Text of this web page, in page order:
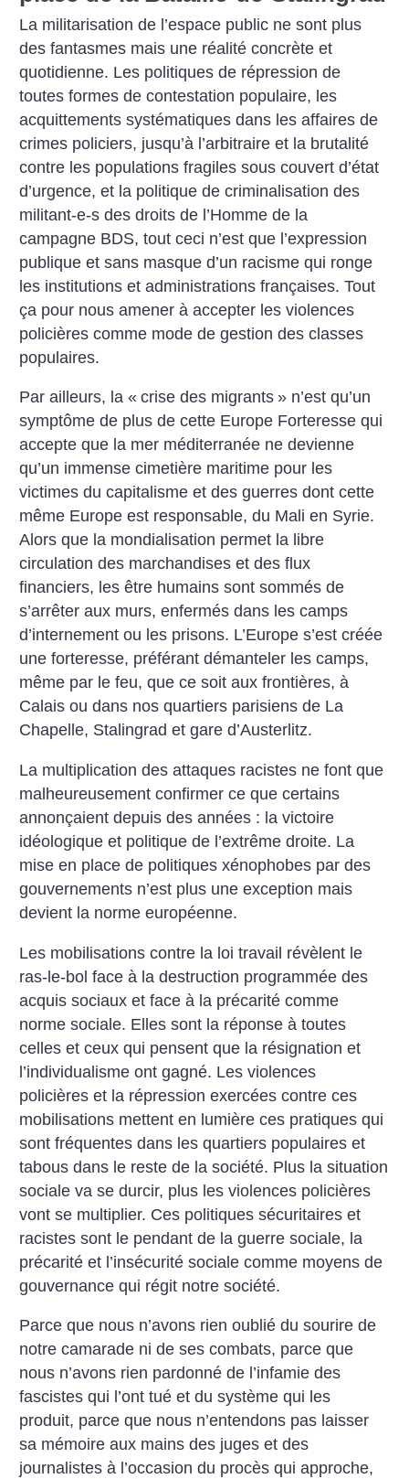
La militarisation de l’espace public ne sont plus
des fantasmes mais une réalité concrète et
quotidienne. Les politiques de répression de
toutes formes de contestation populaire, les
acquittements systématiques dans les affaires de
crimes policiers, jusqu’à l’arbitraire et la brutalité
contre les populations fragiles sous couvert d’état
d’urgence, et la politique de criminalisation des
militant-e-s des droits de l’Homme de la
campagne BDS, tout ceci n’est que l’expression
publique et sans masque d’un racisme qui ronge
les institutions et administrations françaises. Tout
ça pour nous amener à accepter les violences
policières comme mode de gestion des classes
populaires.
Par ailleurs, la « crise des migrants » n’est qu’un
symptôme de plus de cette Europe Forteresse qui
accepte que la mer méditerranée ne devienne
qu’un immense cimetière maritime pour les
victimes du capitalisme et des guerres dont cette
même Europe est responsable, du Mali en Syrie.
Alors que la mondialisation permet la libre
circulation des marchandises et des flux
financiers, les être humains sont sommés de
s’arrêter aux murs, enfermés dans les camps
d’internement ou les prisons. L’Europe s’est créée
une forteresse, préférant démanteler les camps,
même par le feu, que ce soit aux frontières, à
Calais ou dans nos quartiers parisiens de La
Chapelle, Stalingrad et gare d’Austerlitz.
La multiplication des attaques racistes ne font que
malheureusement confirmer ce que certains
annonçaient depuis des années : la victoire
idéologique et politique de l’extrême droite. La
mise en place de politiques xénophobes par des
gouvernements n’est plus une exception mais
devient la norme européenne.
Les mobilisations contre la loi travail révèlent le
ras-le-bol face à la destruction programmée des
acquis sociaux et face à la précarité comme
norme sociale. Elles sont la réponse à toutes
celles et ceux qui pensent que la résignation et
l’individualisme ont gagné. Les violences
policières et la répression exercées contre ces
mobilisations mettent en lumière ces pratiques qui
sont fréquentes dans les quartiers populaires et
tabous dans le reste de la société. Plus la situation
sociale va se durcir, plus les violences policières
vont se multiplier. Ces politiques sécuritaires et
racistes sont le pendant de la guerre sociale, la
précarité et l’insécurité sociale comme moyens de
gouvernance qui régit notre société.
Parce que nous n’avons rien oublié du sourire de
notre camarade ni de ses combats, parce que
nous n’avons rien pardonné de l’infamie des
fascistes qui l’ont tué et du système qui les
produit, parce que nous n’entendons pas laisser
sa mémoire aux mains des juges et des
journalistes à l’occasion du procès qui approche,